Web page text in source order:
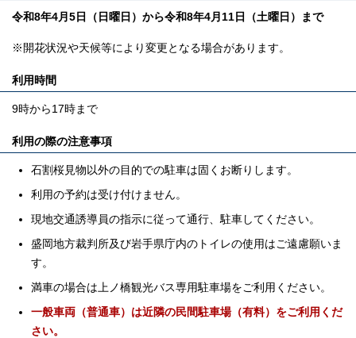
令和8年4月5日（日曜日）から令和8年4月11日（土曜日）まで
※開花状況や天候等により変更となる場合があります。
利用時間
9時から17時まで
利用の際の注意事項
石割桜見物以外の目的での駐車は固くお断りします。
利用の予約は受け付けません。
現地交通誘導員の指示に従って通行、駐車してください。
盛岡地方裁判所及び岩手県庁内のトイレの使用はご遠慮願いま
す。
満車の場合は上ノ橋観光バス専用駐車場をご利用ください。
一般車両（普通車）は近隣の民間駐車場（有料）をご利用くだ
さい。